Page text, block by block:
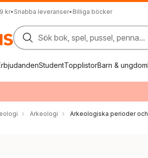
kr• Snabba leveranser• Billiga böcker
Sök bok, spel, pussel, penna...
StudentTopplistorBarn & ungdom
Arkeologi Arkeologiska perioder